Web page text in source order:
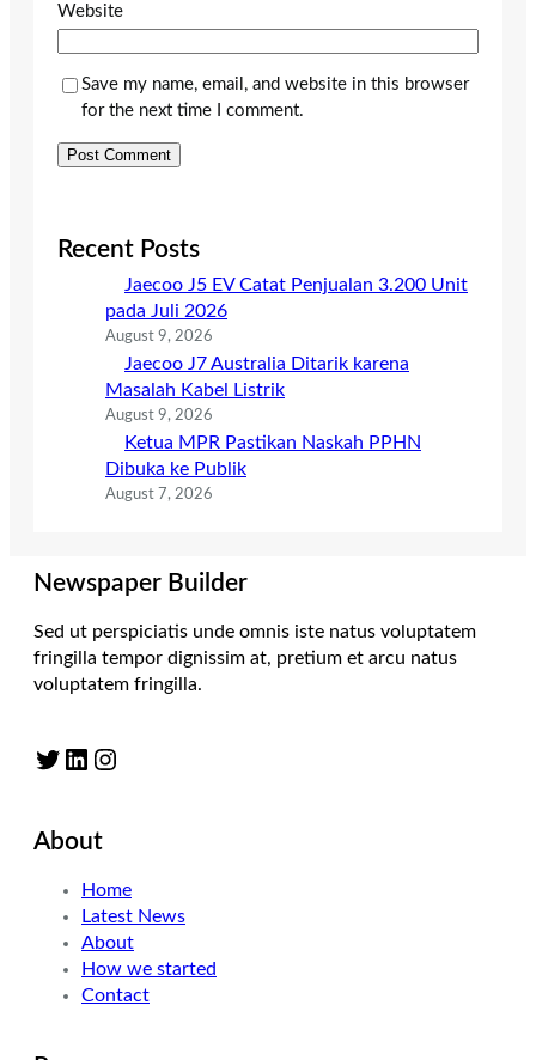
Website
Save my name, email, and website in this browser
for the next time I comment.
Recent Posts
Jaecoo J5 EV Catat Penjualan 3.200 Unit
pada Juli 2026
August 9, 2026
Jaecoo J7 Australia Ditarik karena
Masalah Kabel Listrik
August 9, 2026
Ketua MPR Pastikan Naskah PPHN
Dibuka ke Publik
August 7, 2026
Newspaper Builder
Sed ut perspiciatis unde omnis iste natus voluptatem
fringilla tempor dignissim at, pretium et arcu natus
voluptatem fringilla.
Twitter LinkedIn Instagram
About
Home
Latest News
About
How we started
Contact